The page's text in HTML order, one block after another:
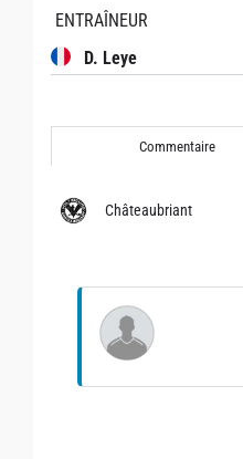
ENTRAÎNEUR
D. Leye
Commentaire
Châteaubriant